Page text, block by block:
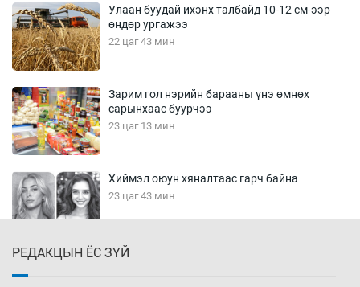
Улаан буудай ихэнх талбайд 10-12 см-ээр
өндөр ургажээ
22 цаг 43 мин
Зарим гол нэрийн барааны үнэ өмнөх
сарынхаас буурчээ
23 цаг 13 мин
Хиймэл оюун хяналтаас гарч байна
23 цаг 43 мин
РЕДАКЦЫН ЁС ЗҮЙ